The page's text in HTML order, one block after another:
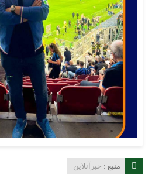
منبع : خبرآنلاین